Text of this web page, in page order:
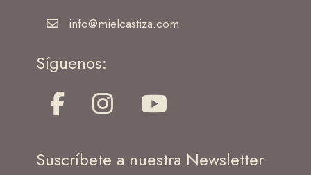
info@mielcastiza.com
Síguenos:
Suscríbete a nuestra Newsletter